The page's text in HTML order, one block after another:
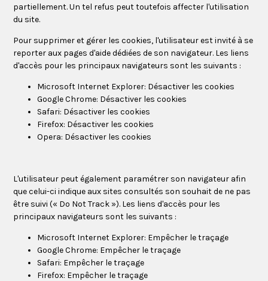
partiellement. Un tel refus peut toutefois affecter l'utilisation
du site.
Pour supprimer et gérer les cookies, l'utilisateur est invité à se
reporter aux pages d'aide dédiées de son navigateur. Les liens
d'accès pour les principaux navigateurs sont les suivants :
Microsoft Internet Explorer: Désactiver les cookies
Google Chrome: Désactiver les cookies
Safari: Désactiver les cookies
Firefox: Désactiver les cookies
Opera: Désactiver les cookies
L'utilisateur peut également paramétrer son navigateur afin
que celui-ci indique aux sites consultés son souhait de ne pas
être suivi (« Do Not Track »). Les liens d'accès pour les
principaux navigateurs sont les suivants :
Microsoft Internet Explorer: Empêcher le traçage
Google Chrome: Empêcher le traçage
Safari: Empêcher le traçage
Firefox: Empêcher le traçage